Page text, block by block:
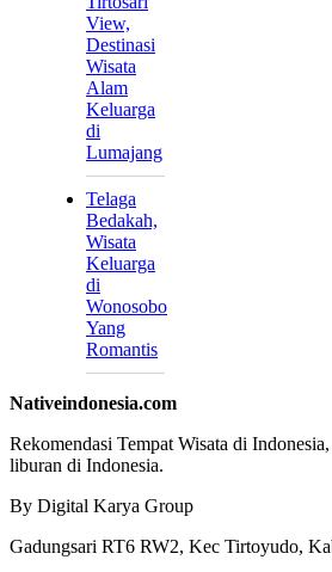
View,
Destinasi
Wisata
Alam
Keluarga
di
Lumajang
Telaga
Bedakah,
Wisata
Keluarga
di
Wonosobo
Yang
Romantis
Nativeindonesia.com
Rekomendasi Tempat Wisata di
liburan di Indonesia.
By Digital Karya Group
Gadungsari RT6 RW2, Kec Tirtoyudo,